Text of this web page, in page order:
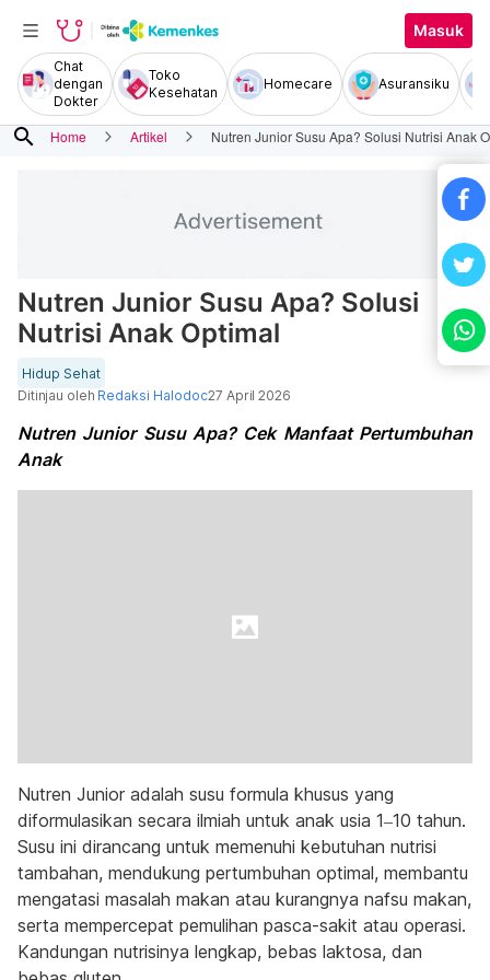
Masuk
Chat
dengan
Dokter
Toko
Kesehatan
Homecare Asuransiku
search Home Artikel Nutren Junior Susu Apa? Solusi Nutrisi Anak
Nutren Junior Susu Apa? Solusi
Nutrisi Anak Optimal
Hidup Sehat
Ditinjau oleh Redaksi Halodoc27 April 2026
Nutren Junior Susu Apa? Cek Manfaat Pertumbuhan
Anak
Nutren Junior adalah susu formula khusus yang
diformulasikan secara ilmiah untuk anak usia 1–10 tahun.
Susu ini dirancang untuk memenuhi kebutuhan nutrisi
tambahan, mendukung pertumbuhan optimal, membantu
mengatasi masalah makan atau kurangnya nafsu makan,
serta mempercepat pemulihan pasca-sakit atau operasi.
Kandungan nutrisinya lengkap, bebas laktosa, dan